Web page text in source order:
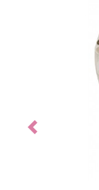
Previous